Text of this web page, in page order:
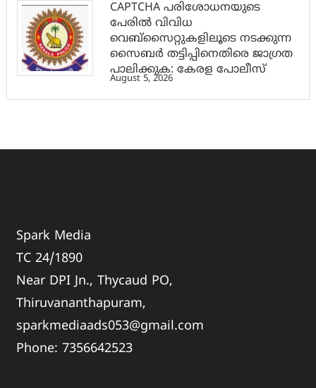
CAPTCHA പരിശോധനയുടെ
പേരില്‍ വിവിധ
വെബ്സൈറ്റുകളിലൂടെ നടക്കുന്ന
സൈബര്‍ തട്ടിപ്പിനെതിരെ ജാഗ്രത
പാലിക്കുക: കേരള പോലീസ്
August 5, 2026
Spark Media
TC 24/1890
Near DPI Jn., Thycaud PO,
Thiruvananthapuram,
sparkmediaads053@gmail.com
Phone:7356642523